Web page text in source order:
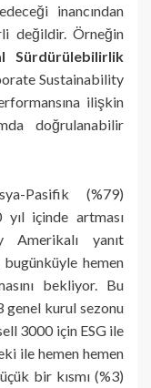
inancından
değildir. Örneğin
Sürdürülebilirlik
Sustainability
ilişkin
doğrulanabilir
Pasifik (%79)
yıl içinde artması
Amerikalı yanıt
bugünküyle hemen
bekliyor. Bu
genel kurul sezonu
3000 için ESG ile
ile hemen hemen
bir kısmı (%3)